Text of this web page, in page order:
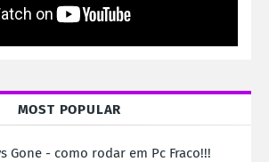
MOST POPULAR
Gone - como rodar em Pc Fraco!!!